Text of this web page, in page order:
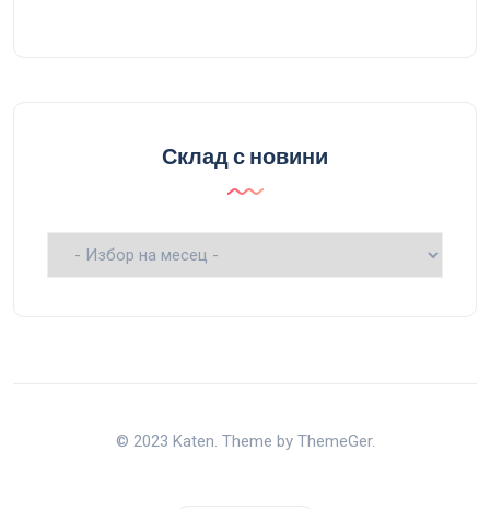
Склад с новини
Склад
© 2023 Katen. Theme by ThemeGer.